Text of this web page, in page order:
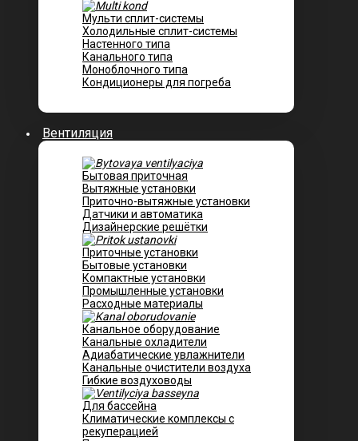
Мульти сплит-системы
Холодильные сплит-системы
Настенного типа
Канального типа
Моноблочного типа
Кондиционеры для погреба
Вентиляция
Бытовая приточная
Вытяжные установки
Приточно-вытяжные установки
Датчики и автоматика
Дизайнерские решётки
Приточные установки
Бытовые установки
Компактные установки
Промышленные установки
Расходные материалы
Канальное оборудование
Канальные охладители
Адиабатические увлажнители
Канальные очистители воздуха
Гибкие воздуховоды
Для бассейна
Климатические комплексы с
рекуперацией